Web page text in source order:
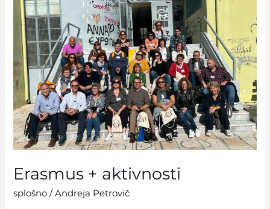
Erasmus + aktivnosti
splošno /Andreja Petrovič
aktivnosti